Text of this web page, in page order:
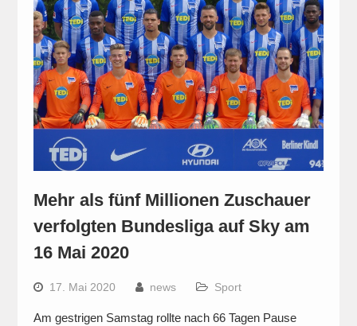
Mehr als fünf Millionen Zuschauer
verfolgten Bundesliga auf Sky am
16 Mai 2020
17. Mai 2020 news Sport
Am gestrigen Samstag rollte nach 66 Tagen Pause